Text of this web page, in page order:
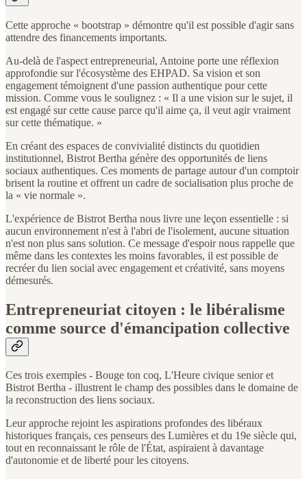
Cette approche « bootstrap » démontre qu'il est possible d'agir sans
attendre des financements importants.
Au-delà de l'aspect entrepreneurial, Antoine porte une réflexion
approfondie sur l'écosystème des EHPAD. Sa vision et son
engagement témoignent d'une passion authentique pour cette
mission. Comme vous le soulignez : « Il a une vision sur le sujet, il
est engagé sur cette cause parce qu'il aime ça, il veut agir vraiment
sur cette thématique. »
En créant des espaces de convivialité distincts du quotidien
institutionnel, Bistrot Bertha génère des opportunités de liens
sociaux authentiques. Ces moments de partage autour d'un comptoir
brisent la routine et offrent un cadre de socialisation plus proche de
la « vie normale ».
L'expérience de Bistrot Bertha nous livre une leçon essentielle : si
aucun environnement n'est à l'abri de l'isolement, aucune situation
n'est non plus sans solution. Ce message d'espoir nous rappelle que
même dans les contextes les moins favorables, il est possible de
recréer du lien social avec engagement et créativité, sans moyens
démesurés.
Entrepreneuriat citoyen : le libéralisme
comme source d'émancipation collective
Ces trois exemples - Bouge ton coq, L'Heure civique senior et
Bistrot Bertha - illustrent le champ des possibles dans le domaine de
la reconstruction des liens sociaux.
Leur approche rejoint les aspirations profondes des libéraux
historiques français, ces penseurs des Lumières et du 19e siècle qui,
tout en reconnaissant le rôle de l'État, aspiraient à davantage
d'autonomie et de liberté pour les citoyens.